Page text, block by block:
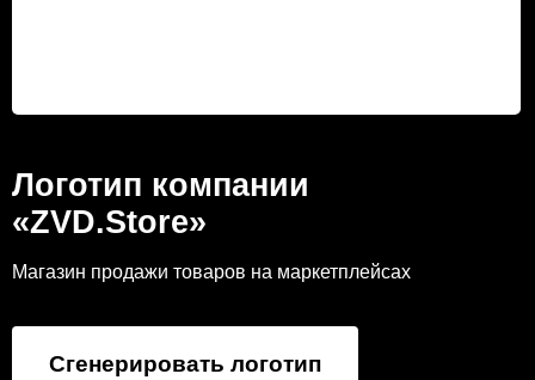
Логотип компании
«ZVD.Store»
Магазин продажи товаров на маркетплейсах
Сгенерировать логотип